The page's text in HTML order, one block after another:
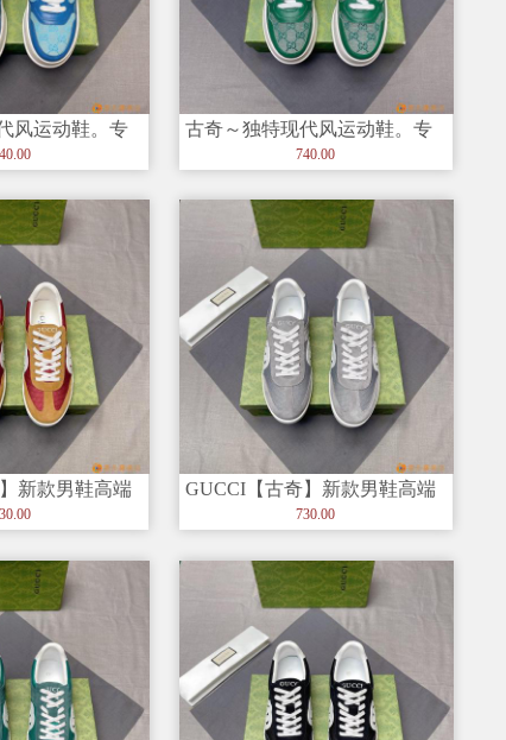
风运动鞋。专
意大利进口原版
古奇～独特现代风运动鞋。专
柜代购?休闲?? 意大利进口原版
740.00
新款男鞋高端
休闲男鞋，潮
GUCCI【古奇】新款男鞋高端
品牌，最新時尚休闲男鞋，潮
730.00